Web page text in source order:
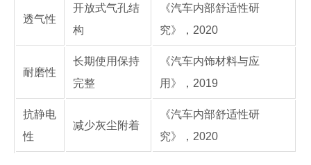
透气性
开放式气孔结
构
《汽车内部舒适性研
究》，2020
耐磨性
长期使用保持
完整
《汽车内饰材料与应
用》，2019
抗静电
性
减少灰尘附着
《汽车内部舒适性研
究》，2020